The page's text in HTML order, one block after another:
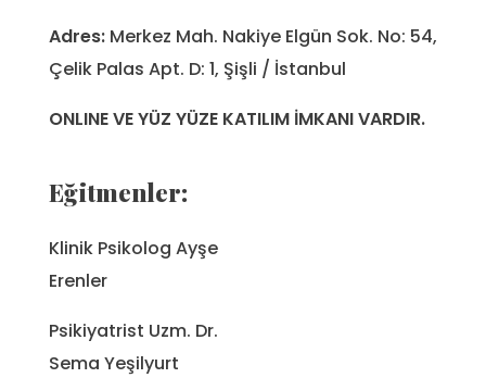
Adres: Merkez Mah. Nakiye Elgün Sok. No: 54,
Çelik Palas Apt. D: 1, Şişli / İstanbul
ONLINE VE YÜZ YÜZE KATILIM İMKANI VARDIR.
Eğitmenler:
Klinik Psikolog Ayşe
Erenler
Psikiyatrist Uzm. Dr.
Sema Yeşilyurt